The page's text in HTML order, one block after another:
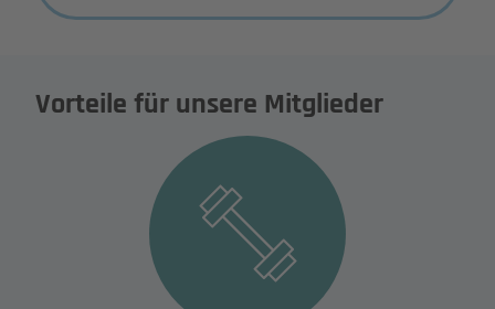
Vorteile für unsere Mitglieder